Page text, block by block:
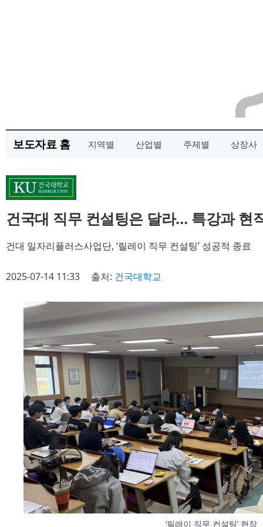
보도자료 홈 지역별 산업별 주제별 상장사
건국대 직무 컨설팅은 달라… 특강과 현
건대 일자리플러스사업단, ‘릴레이 직무 컨설팅’ 성공적 종료
2025-07-14 11:33 출처: 건국대학교
‘릴레이 직무 컨설팅’ 현장